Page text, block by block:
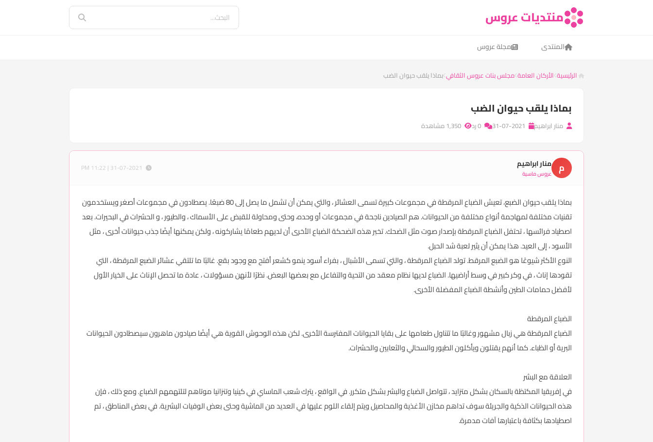
منتديات عروس
المنتدى مجلة عروس
الرئيسية الأركان العامة مجلس بنات عروس الثقافي بماذا يلقب حيوان الضب
بماذا يلقب حيوان الضب
منار ابراهيم
م منار ابراهيم
عروس ماسية
بماذا يلقب حيوان الضبع، تعيش الضباع المرقطة في مجموعات كبيرة تسمى العشائر ، والتي يمكن أن تشمل ما يصل إلى 80 ضبعًا. يصطادون في مجموعات أصغر ويستخدمون
تقنيات مختلفة لمهاجمة أنواع مختلفة من الحيوانات. هم الصيادين ناجحة في مجموعات أو وحده، وحتى ومحاولة للقبض على الأسماك ، والطيور ، و الحشرات في البحيرات. بعد
اصطياد فرائسها ، تحتفل الضباع المرقطة بإصدار صوت مثل الضحك. تخبر هذه الضحكة الضباع الأخرى أن لديهم طعامًا يشاركونه ، ولكن يمكنها أيضًا جذب حيوانات أخرى ، مثل
الأسود ، إلى العيد. هذا يمكن أن يثير لعبة شد الحبل.
النوع الأكثر شيوعًا هو الضبع المرقط. تولد الضباع المرقطة ، والتي تسمى الأشبال ، بفراء أسود ينمو كشعر أفتح مع وجود بقع. غالبًا ما تلتقي عشائر الضبع المرقطة ، التي
تقودها إناث ، في وكر كبير في وسط أراضيها. الضباع لديها نظام معقد من التحية والتفاعل مع بعضها البعض. نظرًا لأنهن مسؤولات ، عادة ما تحصل الإناث على الخيار الأول
لأفضل حمامات الطين وأنشطة الضباع المفضلة الأخرى.
الضباع المرقطة
الضباع المرقطة هي زبال مشهور وغالبًا ما تتناول طعامها على بقايا الحيوانات المفترسة الأخرى. لكن هذه الوحوش القوية هي أيضًا صيادون ماهرون سيصطادون الحيوانات
البرية أو الظباء. كما أنهم يقتلون ويأكلون الطيور والسحالي والثعابين والحشرات.
العلاقة مع البشر
في إفريقيا المكتظة بالسكان بشكل متزايد ، تتواصل الضباع والبشر بشكل متكرر. في الواقع ، يترك شعب الماساي في كينيا وتنزانيا موتاهم لتلتهمهم الضباع. ومع ذلك ، فإن
هذه الحيوانات الذكية والجريئة سوف تداهم مخازن الأغذية والمحاصيل ويتم إلقاء اللوم عليها في العديد من الماشية وحتى بعض الوفيات البشرية. في بعض المناطق ، تم
اصطيادها بكثافة باعتبارها آفات مدمرة.